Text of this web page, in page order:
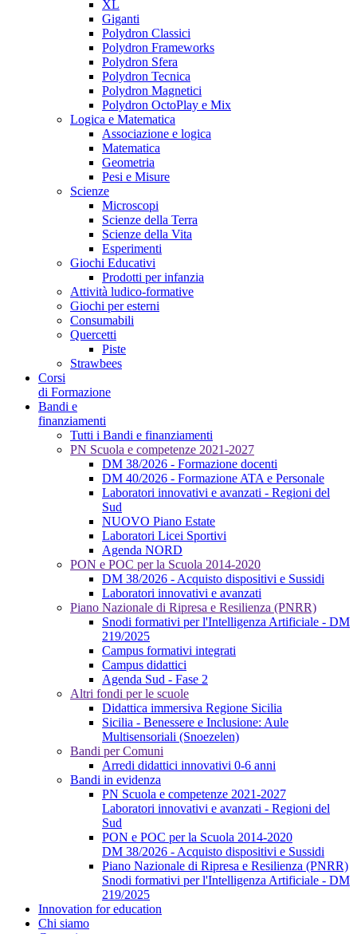
XL
Giganti
Polydron Classici
Polydron Frameworks
Polydron Sfera
Polydron Tecnica
Polydron Magnetici
Polydron OctoPlay e Mix
Logica e Matematica
Associazione e logica
Matematica
Geometria
Pesi e Misure
Scienze
Microscopi
Scienze della Terra
Scienze della Vita
Esperimenti
Giochi Educativi
Prodotti per infanzia
Attività ludico-formative
Giochi per esterni
Consumabili
Quercetti
Piste
Strawbees
Corsi
di Formazione
Bandi e
finanziamenti
Tutti i Bandi e finanziamenti
PN Scuola e competenze 2021-2027
DM 38/2026 - Formazione docenti
DM 40/2026 - Formazione ATA e Personale
Laboratori innovativi e avanzati - Regioni del
Sud
NUOVO Piano Estate
Laboratori Licei Sportivi
Agenda NORD
PON e POC per la Scuola 2014-2020
DM 38/2026 - Acquisto dispositivi e Sussidi
Laboratori innovativi e avanzati
Piano Nazionale di Ripresa e Resilienza (PNRR)
Snodi formativi per l'Intelligenza Artificiale - DM
219/2025
Campus formativi integrati
Campus didattici
Agenda Sud - Fase 2
Altri fondi per le scuole
Didattica immersiva Regione Sicilia
Sicilia - Benessere e Inclusione: Aule
Multisensoriali (Snoezelen)
Bandi per Comuni
Arredi didattici innovativi 0-6 anni
Bandi in evidenza
PN Scuola e competenze 2021-2027
Laboratori innovativi e avanzati - Regioni del
Sud
PON e POC per la Scuola 2014-2020
DM 38/2026 - Acquisto dispositivi e Sussidi
Piano Nazionale di Ripresa e Resilienza (PNRR)
Snodi formativi per l'Intelligenza Artificiale - DM
219/2025
Innovation for education
Chi siamo